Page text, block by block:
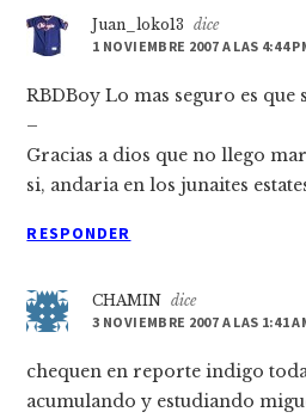
Juan_loko13
dice
1 NOVIEMBRE 2007 A LAS 4:44
RBDBoy Lo mas seguro es que
–
Gracias a dios que no llego
si, andaria en los junaites
RESPONDER
CHAMIN dice
3 NOVIEMBRE 2007 A LAS 1:41
chequen en reporte indigo
acumulando y estudiando